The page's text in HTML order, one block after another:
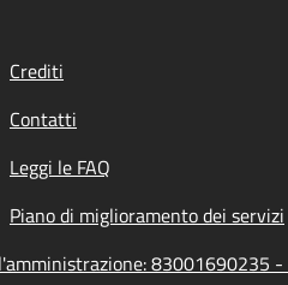
Crediti
Contatti
Leggi le FAQ
Piano di miglioramento dei servizi
83001690235 -